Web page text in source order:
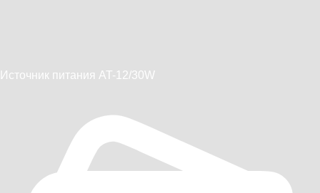
Источник питания AT-12/30W